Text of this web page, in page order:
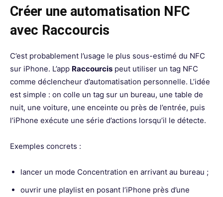
Créer une automatisation NFC
avec Raccourcis
C’est probablement l’usage le plus sous-estimé du NFC
sur iPhone. L’app Raccourcis peut utiliser un tag NFC
comme déclencheur d’automatisation personnelle. L’idée
est simple : on colle un tag sur un bureau, une table de
nuit, une voiture, une enceinte ou près de l’entrée, puis
l’iPhone exécute une série d’actions lorsqu’il le détecte.
Exemples concrets :
lancer un mode Concentration en arrivant au bureau ;
ouvrir une playlist en posant l’iPhone près d’une